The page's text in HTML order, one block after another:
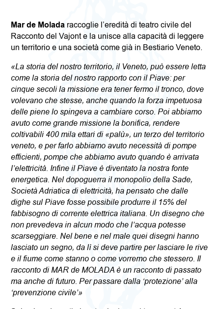
Mar de Molada raccoglie l’eredità di teatro civile del
Racconto del Vajont e la unisce alla capacità di leggere
un territorio e una società come già in Bestiario Veneto.
«La storia del nostro territorio, il Veneto, può essere letta
come la storia del nostro rapporto con il Piave: per
cinque secoli la missione era tener fermo il tronco, dove
volevano che stesse, anche quando la forza impetuosa
delle piene lo spingeva a cambiare corso. Poi abbiamo
avuto come grande missione la bonifica, rendere
coltivabili 400 mila ettari di «palù», un terzo del territorio
veneto, e per farlo abbiamo avuto necessità di pompe
efficienti, pompe che abbiamo avuto quando è arrivata
l’elettricità. Infine il Piave è diventato la nostra fonte
energetica. Nel dopoguerra il monopolio della Sade,
Società Adriatica di elettricità, ha pensato che dalle
dighe sul Piave fosse possibile produrre il 15% del
fabbisogno di corrente elettrica italiana. Un disegno che
non prevedeva in alcun modo che l’acqua potesse
scarseggiare. Nel bene e nel male quei disegni hanno
lasciato un segno, da lì si deve partire per lasciare le rive
e il fiume come stanno o come vorremo che stessero. Il
racconto di MAR de MOLADA è un racconto di passato
ma anche di futuro. Per passare dalla ‘protezione’ alla
‘prevenzione civile’»